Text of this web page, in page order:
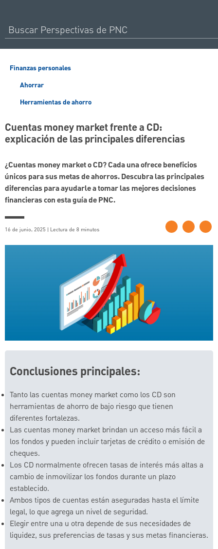
Finanzas personales
Ahorrar
Herramientas de ahorro
Cuentas money market frente a CD:
explicación de las principales diferencias
¿Cuentas money market o CD? Cada una ofrece beneficios
únicos para sus metas de ahorros. Descubra las principales
diferencias para ayudarle a tomar las mejores decisiones
financieras con esta guía de PNC.
16 de junio, 2025 | Lectura de 8 minutos
Conclusiones principales:
Tanto las cuentas money market como los CD son
herramientas de ahorro de bajo riesgo que tienen
diferentes fortalezas.
Las cuentas money market brindan un acceso más fácil a
los fondos y pueden incluir tarjetas de crédito o emisión de
cheques.
Los CD normalmente ofrecen tasas de interés más altas a
cambio de inmovilizar los fondos durante un plazo
establecido.
Ambos tipos de cuentas están aseguradas hasta el límite
legal, lo que agrega un nivel de seguridad.
Elegir entre una u otra depende de sus necesidades de
liquidez, sus preferencias de tasas y sus metas financieras.